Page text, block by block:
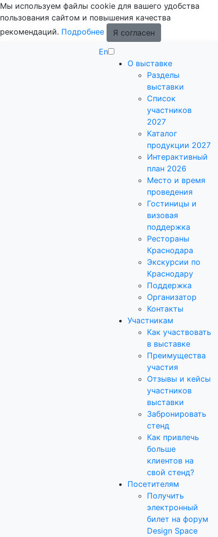
Мы используем файлы cookie для вашего удобства
пользования сайтом и повышения качества
рекомендаций. Подробнее
Я согласен
En
О выставке
Разделы
выставки
Список
участников
2027
Каталог
продукции 2027
Интерактивный
план 2026
Место и время
проведения
Гостиницы и
визовая
поддержка
Рестораны
Краснодара
Экскурсии по
Краснодару
Поддержка
Организатор
Контакты
Участникам
Как участвовать
в выставке
Преимущества
участия
Отзывы и кейсы
участников
выставки
Забронировать
стенд
Как привлечь
больше
клиентов на
свой стенд?
Посетителям
Получить
электронный
билет на форум
Design Space